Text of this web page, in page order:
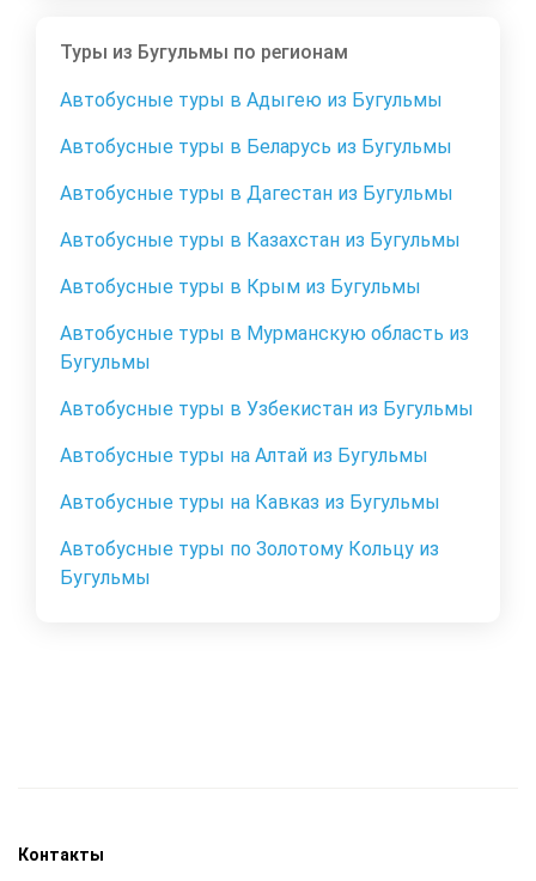
Туры из Бугульмы по регионам
Автобусные туры в Адыгею из Бугульмы
Автобусные туры в Беларусь из Бугульмы
Автобусные туры в Дагестан из Бугульмы
Автобусные туры в Казахстан из Бугульмы
Автобусные туры в Крым из Бугульмы
Автобусные туры в Мурманскую область из
Бугульмы
Автобусные туры в Узбекистан из Бугульмы
Автобусные туры на Алтай из Бугульмы
Автобусные туры на Кавказ из Бугульмы
Автобусные туры по Золотому Кольцу из
Бугульмы
Контакты